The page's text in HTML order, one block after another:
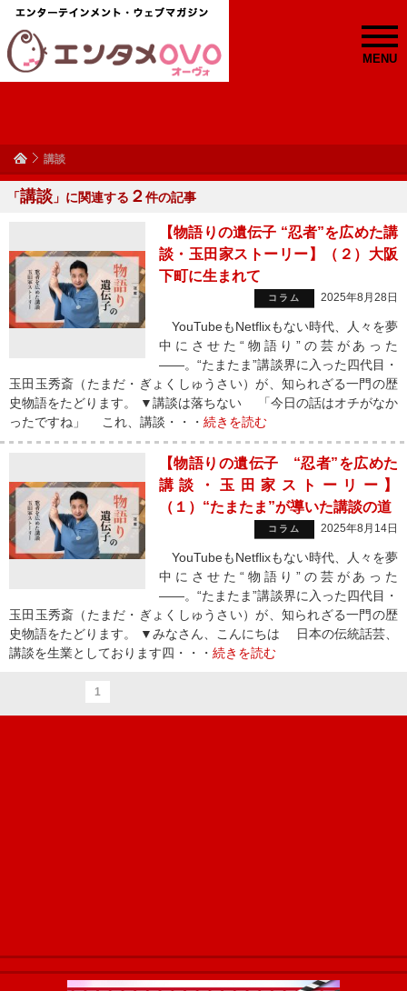
MENU
講談
「講談 」に関連する ２件の記事
【物語りの遺伝子 “忍者”を広めた講
談・玉田家ストーリー】（２）大阪
下町に生まれて
コラム 2025年8月28日
YouTubeもNetflixもない時代、人々を夢
中にさせた“物語り”の芸があった
——。“たまたま”講談界に入った四代目・
玉田玉秀斎（たまだ・ぎょくしゅうさい）が、知られざる一門の歴
史物語をたどります。 ▼講談は落ちない 「今日の話はオチがなか
ったですね」 これ、講談・・・ 続きを読む
【物語りの遺伝子 “忍者”を広めた
講談・玉田家ストーリー】
（１）“たまたま”が導いた講談の道
コラム 2025年8月14日
YouTubeもNetflixもない時代、人々を夢
中にさせた“物語り”の芸があった
——。“たまたま”講談界に入った四代目・
玉田玉秀斎（たまだ・ぎょくしゅうさい）が、知られざる一門の歴
史物語をたどります。 ▼みなさん、こんにちは 日本の伝統話芸、
講談を生業としております四・・・ 続きを読む
1